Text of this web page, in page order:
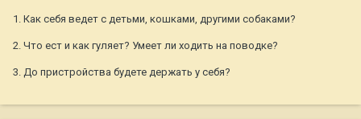
1. Как себя ведет с детьми, кошками, другими собаками?
2. Что ест и как гуляет? Умеет ли ходить на поводке?
3. До пристройства будете держать у себя?